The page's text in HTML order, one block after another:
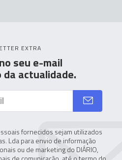
EXTRA
seu e-mail
actualidade.
fornecidos sejam utilizados
Lda para envio de informação
ou de marketing do DIÁRIO,